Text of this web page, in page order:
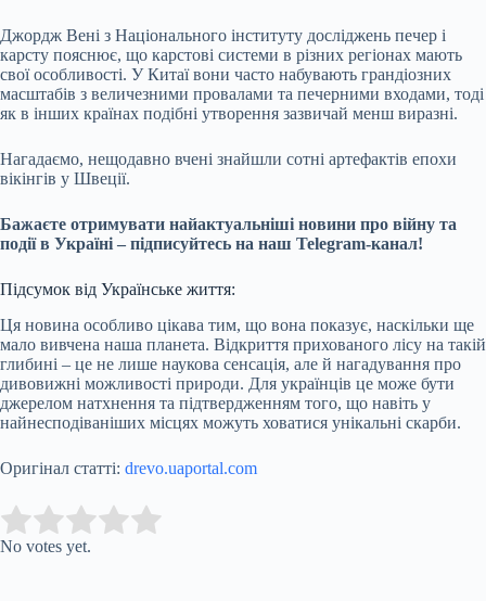
Джордж Вені з Національного інституту досліджень печер і
карсту пояснює, що карстові системи в різних регіонах мають
свої особливості. У Китаї вони часто набувають грандіозних
масштабів з величезними провалами та печерними входами, тоді
як в інших країнах подібні утворення зазвичай менш виразні.
Нагадаємо, нещодавно вчені знайшли сотні артефактів епохи
вікінгів у Швеції.
Бажаєте отримувати найактуальніші новини про війну та
події в Україні – підписуйтесь на наш Telegram-канал!
Підсумок від Українське життя:
Ця новина особливо цікава тим, що вона показує, наскільки ще
мало вивчена наша планета. Відкриття прихованого лісу на такій
глибині – це не лише наукова сенсація, але й нагадування про
дивовижні можливості природи. Для українців це може бути
джерелом натхнення та підтвердженням того, що навіть у
найнесподіваніших місцях можуть ховатися унікальні скарби.
Оригінал статті: drevo.uaportal.com
Rate this item:
No votes yet.